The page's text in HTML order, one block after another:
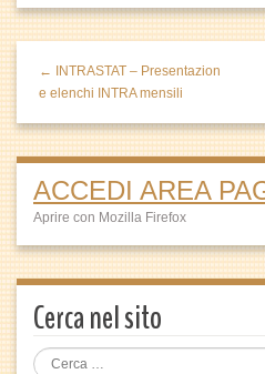
← INTRASTAT – Presentazion
e elenchi INTRA mensili
ACCEDI AREA
Aprire con Mozilla Firefox
Cerca nel sito